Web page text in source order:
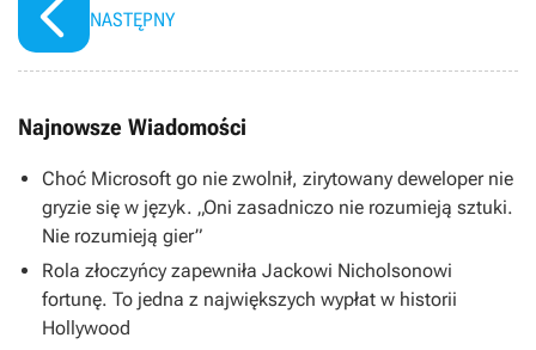
NASTĘPNY
Najnowsze Wiadomości
Choć Microsoft go nie zwolnił, zirytowany deweloper nie
gryzie się w język. „Oni zasadniczo nie rozumieją sztuki.
Nie rozumieją gier”
Rola złoczyńcy zapewniła Jackowi Nicholsonowi
fortunę. To jedna z największych wypłat w historii
Hollywood